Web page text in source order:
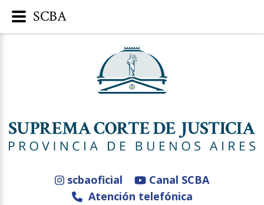
scbaoficial
Canal SCBA
Atención telefónica
SCBA